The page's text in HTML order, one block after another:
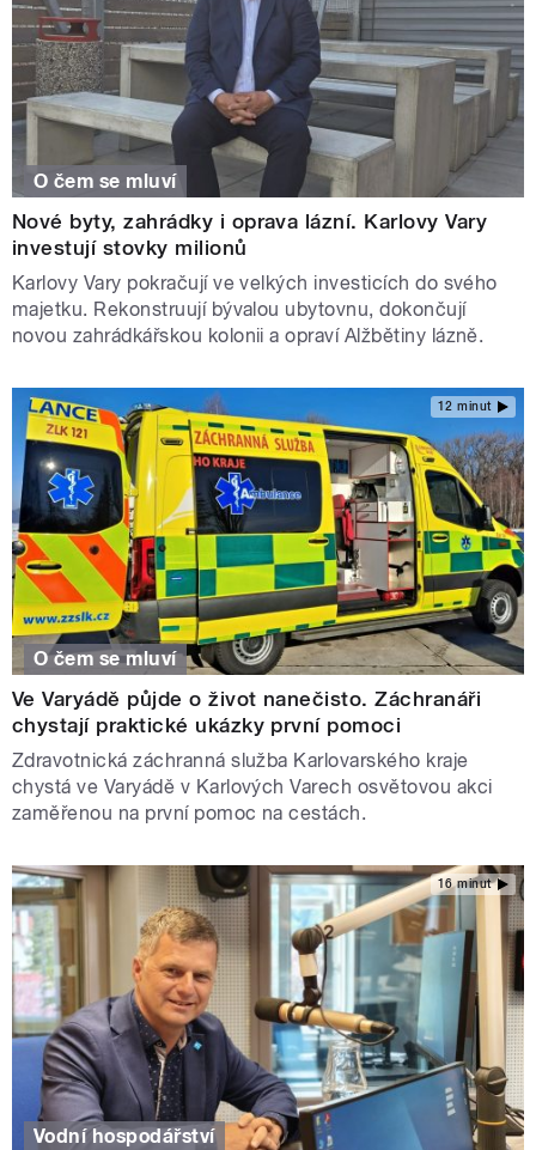
O čem se mluví
Nové byty, zahrádky i oprava lázní. Karlovy Vary
investují stovky milionů
Karlovy Vary pokračují ve velkých investicích do svého
majetku. Rekonstruují bývalou ubytovnu, dokončují
novou zahrádkářskou kolonii a opraví Alžbětiny lázně.
12 minut
O čem se mluví
Ve Varyádě půjde o život nanečisto. Záchranáři
chystají praktické ukázky první pomoci
Zdravotnická záchranná služba Karlovarského kraje
chystá ve Varyádě v Karlových Varech osvětovou akci
zaměřenou na první pomoc na cestách.
16 minut
Vodní hospodářství